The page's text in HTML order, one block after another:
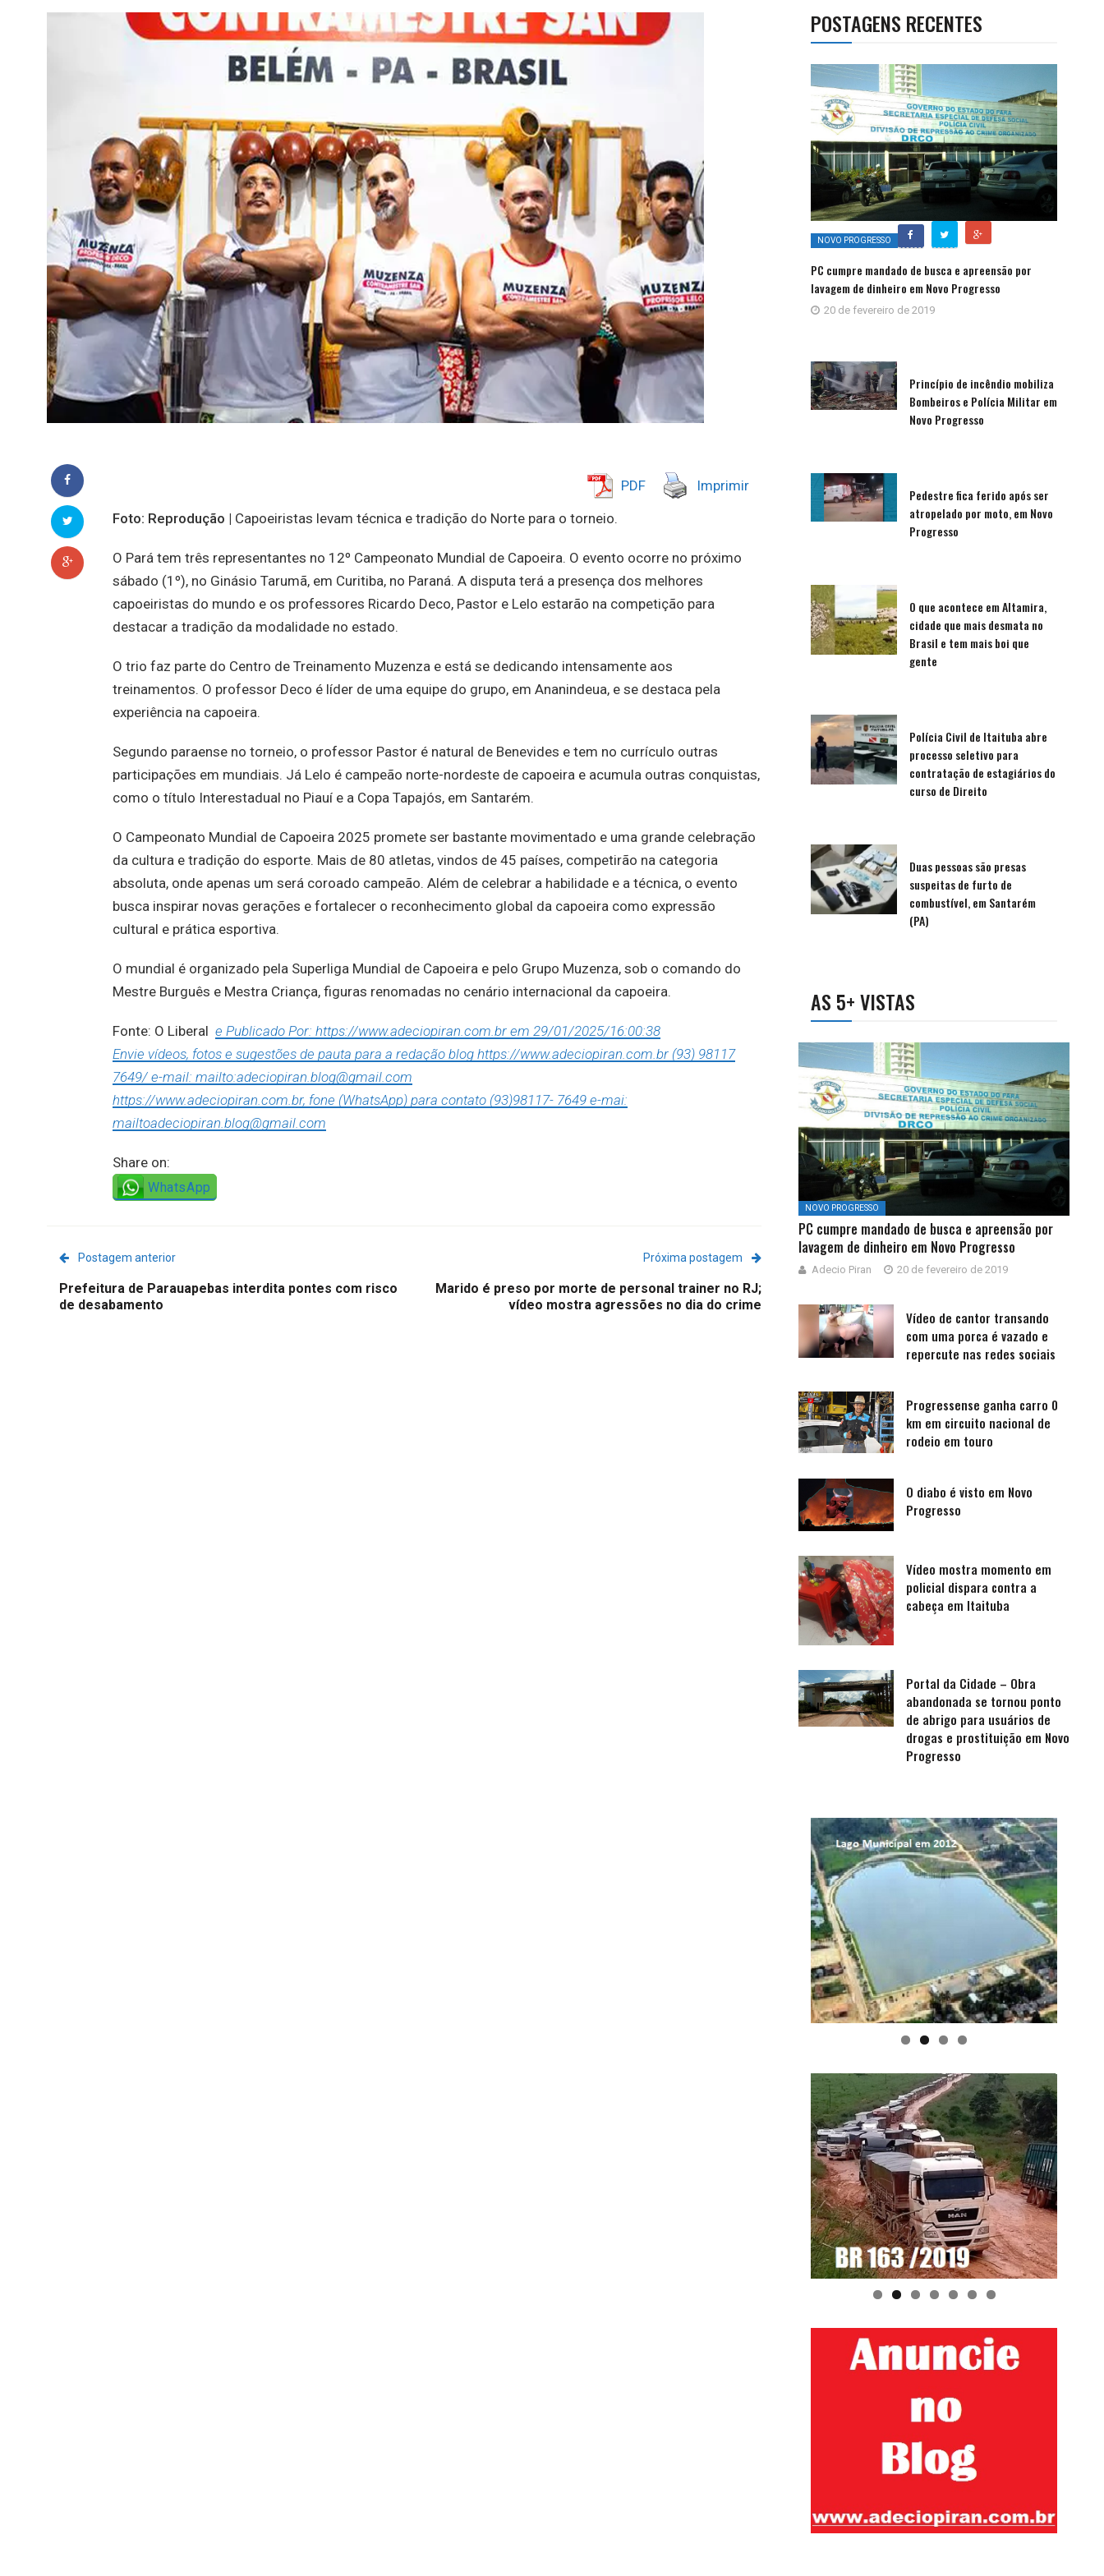
PDF Imprimir
Foto: Reprodução | Capoeiristas levam técnica e tradição do Norte para o torneio.
O Pará tem três representantes no 12º Campeonato Mundial de Capoeira. O evento ocorre no próximo
sábado (1º), no Ginásio Tarumã, em Curitiba, no Paraná. A disputa terá a presença dos melhores
capoeiristas do mundo e os professores Ricardo Deco, Pastor e Lelo estarão na competição para
destacar a tradição da modalidade no estado.
O trio faz parte do Centro de Treinamento Muzenza e está se dedicando intensamente aos
treinamentos. O professor Deco é líder de uma equipe do grupo, em Ananindeua, e se destaca pela
experiência na capoeira.
Segundo paraense no torneio, o professor Pastor é natural de Benevides e tem no currículo outras
participações em mundiais. Já Lelo é campeão norte-nordeste de capoeira e acumula outras conquistas,
como o título Interestadual no Piauí e a Copa Tapajós, em Santarém.
O Campeonato Mundial de Capoeira 2025 promete ser bastante movimentado e uma grande celebração
da cultura e tradição do esporte. Mais de 80 atletas, vindos de 45 países, competirão na categoria
absoluta, onde apenas um será coroado campeão. Além de celebrar a habilidade e a técnica, o evento
busca inspirar novas gerações e fortalecer o reconhecimento global da capoeira como expressão
cultural e prática esportiva.
O mundial é organizado pela Superliga Mundial de Capoeira e pelo Grupo Muzenza, sob o comando do
Mestre Burguês e Mestra Criança, figuras renomadas no cenário internacional da capoeira.
Fonte: O Liberal e Publicado Por: https://www.adeciopiran.com.br em 29/01/2025/16:00:38
Envie vídeos, fotos e sugestões de pauta para a redação blog https://www.adeciopiran.com.br (93) 98117
7649/ e-mail: mailto:adeciopiran.blog@gmail.com
https://www.adeciopiran.com.br, fone (WhatsApp) para contato (93)98117- 7649 e-mai:
mailtoadeciopiran.blog@gmail.com
Share on:
WhatsApp
Postagem anterior
Prefeitura de Parauapebas interdita pontes com risco
de desabamento
Próxima postagem
Marido é preso por morte de personal trainer no RJ;
vídeo mostra agressões no dia do crime
POSTAGENS RECENTES
NOVO PROGRESSO
PC cumpre mandado de busca e apreensão por
lavagem de dinheiro em Novo Progresso
20 de fevereiro de 2019
Princípio de incêndio mobiliza
Bombeiros e Polícia Militar em
Novo Progresso
Pedestre fica ferido após ser
atropelado por moto, em Novo
Progresso
O que acontece em Altamira,
cidade que mais desmata no
Brasil e tem mais boi que
gente
Polícia Civil de Itaituba abre
processo seletivo para
contratação de estagiários do
curso de Direito
Duas pessoas são presas
suspeitas de furto de
combustível, em Santarém
(PA)
AS 5+ VISTAS
NOVO PROGRESSO
PC cumpre mandado de busca e apreensão por
lavagem de dinheiro em Novo Progresso
Adecio Piran 20 de fevereiro de 2019
Vídeo de cantor transando
com uma porca é vazado e
repercute nas redes sociais
Progressense ganha carro 0
km em circuito nacional de
rodeio em touro
O diabo é visto em Novo
Progresso
Vídeo mostra momento em
policial dispara contra a
cabeça em Itaituba
Portal da Cidade – Obra
abandonada se tornou ponto
de abrigo para usuários de
drogas e prostituição em Novo
Progresso